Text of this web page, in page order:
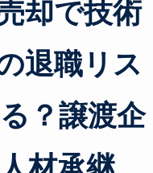
却で技術
退職リス
？譲渡企